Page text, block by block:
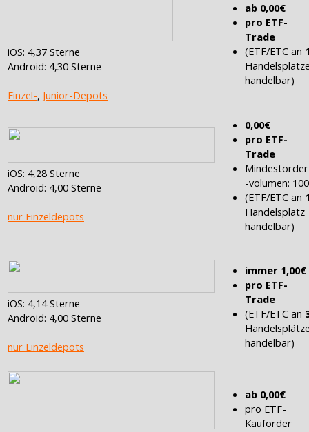
iOS: 4,37 Sterne
Android: 4,30 Sterne
Einzel-, Junior-Depots
ab 0,00€
pro ETF-
Trade
(ETF/ETC an
handelbar)
iOS: 4,28 Sterne
Android: 4,00 Sterne
nur Einzeldepots
0,00€
pro ETF-
Trade
Mindestorder
-volumen:
(ETF/ETC an
Handelsplatz
handelbar)
iOS: 4,14 Sterne
Android: 4,00 Sterne
nur Einzeldepots
immer 1,00€
pro ETF-
Trade
(ETF/ETC an
handelbar)
ab 0,00€
pro ETF-
Kauforder